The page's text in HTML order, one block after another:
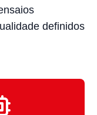
definidos